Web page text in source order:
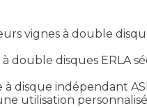
vignes à double
double disques ERLA
disque indépendant
utilisation